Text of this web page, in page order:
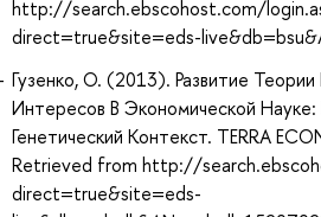
http://search.ebscohost.com/
direct=true&site=eds-
Гузенко, О. (2013). Развитие Теории
Интересов В Экономической
Генетический Контекст. TERRA
Retrieved from http://
direct=true&site=eds-